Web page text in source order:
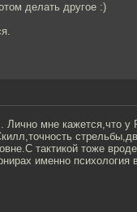
делать другое :)
мне кажется,что у
тактикой тоже
именно психология